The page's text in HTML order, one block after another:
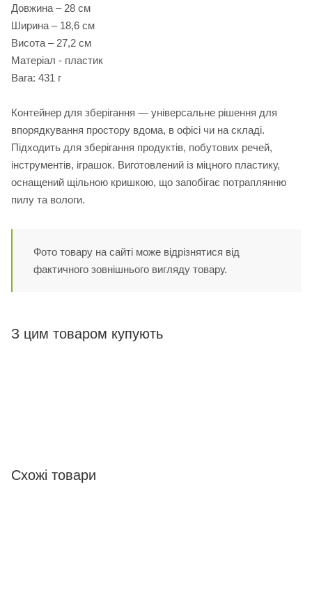
Довжина – 28 см
Ширина – 18,6 см
Висота – 27,2 см
Матеріал - пластик
Вага: 431 г
Контейнер для зберігання — універсальне рішення для
впорядкування простору вдома, в офісі чи на складі.
Підходить для зберігання продуктів, побутових речей,
інструментів, іграшок. Виготовлений із міцного пластику,
оснащений щільною кришкою, що запобігає потраплянню
пилу та вологи.
Фото товару на сайті може відрізнятися від
фактичного зовнішнього вигляду товару.
З цим товаром купують
Схожі товари